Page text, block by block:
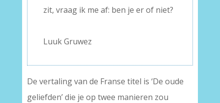
zit, vraag ik me af: ben je er of niet?
Luuk Gruwez
De vertaling van de Franse titel is ‘De oude
geliefden’ die je op twee manieren zou